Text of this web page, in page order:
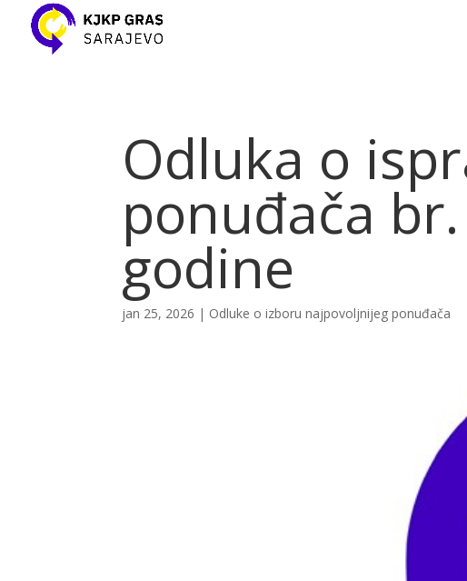
Odluka o
ponuđača
godine
jan 25, 2026 | Odluke o izboru najpovoljnijeg ponuđača